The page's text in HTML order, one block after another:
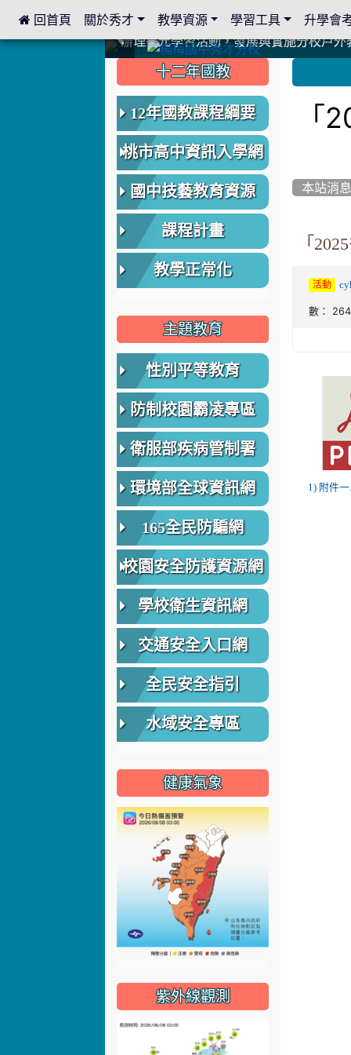
中國信託商業銀行 2023.04.22 愛傳球計畫
中國信託商業銀行 2023.04.22 愛傳球計畫
辦理多元學習活動，發展與實施分校戶外
辦理多元學習活動，發展與實施分校戶外
爭取社會資源，傳愛與溫暖：2024.3.19
爭取社會資源，傳愛與溫暖：2024.3.19
112學年度畢業學生與師長合照
112學年度畢業學生與師長合照
辦理多元學習活動，發展與實施分校戶外
辦理多元學習活動，發展與實施分校戶外
爭取社會資源，傳愛與溫暖：110.12.22
爭取社會資源，傳愛與溫暖：110.12.22
爭取社會資源，傳愛與溫暖：110.12.22
爭取社會資源，傳愛與溫暖：110.12.22
112.9.27參觀客家博覽會
112.9.27參觀客家博覽會
2023.12.27 國際獅子會贈送本校學生耶誕
2023.12.27 國際獅子會贈送本校學生耶誕
2023.12.27 國際獅子會贊助本校學生獎助
2023.12.27 國際獅子會贊助本校學生獎助
2023.12.27 聖誕感恩歌謠競賽；本校師
2023.12.27 聖誕感恩歌謠競賽；本校師
建置優質學習空間；合作互惠，建立良善
建置優質學習空間；合作互惠，建立良善
:::
「
本站消
「
活動
數： 264
1) 附件
::: 十二年國教
12年國教課程綱要
桃市高中資訊入學網
國中技藝教育資源
課程計畫
教學正常化
主題教育
性別平等教育
防制校園霸凌專區
衛服部疾病管制署
環境部全球資訊網
165全民防騙網
校園安全防護資源網
學校衛生資訊網
交通安全入口網
全民安全指引
水域安全專區
健康氣象
紫外線觀測
::: 回首頁 關於秀才 教學資源 學習工具 升學會